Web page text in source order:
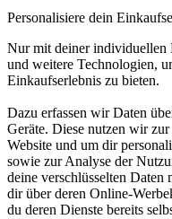
Personalisiere dein
Nur mit deiner
und weitere Technologien,
Einkaufserlebnis zu bieten.
Dazu erfassen wir Daten
Geräte. Diese nutzen wir
Website und um dir
sowie zur Analyse der
deine verschlüsselten Daten
dir über deren Online-
du deren Dienste bereits